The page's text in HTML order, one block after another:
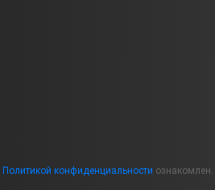
Политикой конфиденциальности ознакомлен.